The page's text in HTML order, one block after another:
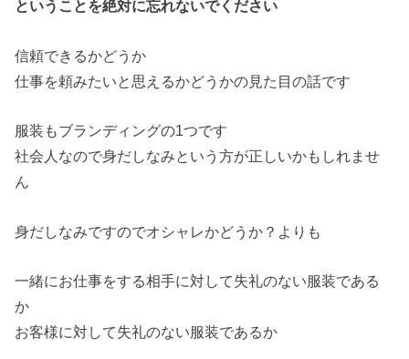
ということを絶対に忘れないでください
信頼できるかどうか
仕事を頼みたいと思えるかどうかの見た目の話です
服装もブランディングの1つです
社会人なので身だしなみという方が正しいかもしれませ
ん
身だしなみですのでオシャレかどうか？よりも
一緒にお仕事をする相手に対して失礼のない服装である
か
お客様に対して失礼のない服装であるか